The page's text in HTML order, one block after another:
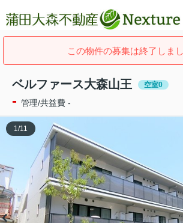
この物件の募集は終了しまし
ベルファース大森山王 空室0
- 管理/共益費 -
1/11